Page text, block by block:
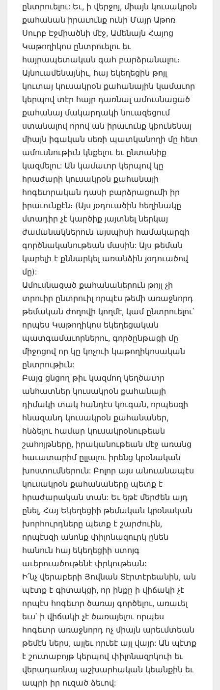
ընտրուելու: Եւ, ի վերջոյ, միայն կուսակրօն
քահանան իրաւունք ունի Մայր Աթոռ
Սուրբ Էջմիածնի մէջ, Ամենայն Հայոց
Կաթողիկոս ընտրուելու եւ
հայրապետական գահ բարձրանալու։
Այնուամենայնիւ, հայ եկեղեցին թոյլ
կուտայ կուսակրօն քահանային կամաւոր
կերպով տէր հայր դառնալ ամուսնացած
քահանայ մակարդակի նուազեցում
ստանալով որով ան իրաւունք կþունենայ
միայն իգական սեռի պատկանողի մը հետ
ամուսնութիւն կնքելու եւ ընտանիք
կազմելու: Ան կամաւոր կերպով կը
հրաժարի կուսակրօն քահանայի
հոգեւորական դասի բարձրացումի իր
իրաւունքէն։ (Այս յօդուածին հեղինակը
մտադիր չէ կարծիք յայտնել ներկայ
ժամանակներուն այսպիսի համակարգի
գործնականութեան մասին: Այս թեման
կարելի է քննարկել առանձին յօդուածով
մը):
Ամուսնացած քահանաներուն թոյլ չի
տրուիր ընտրուիլ որպէս թեմի առաջնորդ
թեմական ժողովի կողմէ, կամ ընտրուելու՝
որպես Կաթողիկոս եկեղեցական
պատգամաւորներու, գործընթացի մը
միջոցով որ կը կոչուի կաթողիկոսական
ընտրութիւն:
Բայց ցնցող թիւ կազմող կեղծաւոր
անհատներ կուսակրօն քահանայի
դիմակի տակ հանդէս կուգան, որպեսզի
հնազանդ կուսակրօն քահանաներ,
հնձելու համար կուսակրօնութեան
շահոյթները, իրականութեան մէջ առանց
հաւատարիմ ըլլալու իրենց կրօնական
խոստումներուն: Բոլոր այս անուանապէս
կուսակրօն քահանաները պետք է
հրաժարական տան: Եւ եթէ մերժեն այդ
ընել, Հայ Եկեղեցիի թեմական կրօնական
խորհուրդները պետք է շարժուին,
որպէսզի անոնք փիլոնազուրկ ընեն
հանուն հայ եկեղեցիի ստոյգ
աւերուածութենէ փրկութեան:
Ի՛նչ վերաբերի Յովնան Տէրտէրեանին, ան
պէտք է գիտակցի, որ ինքը ի վիճակի չէ
որպէս հոգեւոր ծառայ գործելու, առաւել
եւս՝ ի վիճակի չէ ծառայելու որպես
հոգեւոր առաջնորդ ոչ միայն արեւմտեան
թեմէն ներս, այլեւ որւեէ այլ վայր: Ան պէտք
է շուտաբոյթ կերպով փիլոնազրկուի եւ
վերադառնայ աշխարհական կեանքին եւ
ապրի իր ուզած ձեւով: